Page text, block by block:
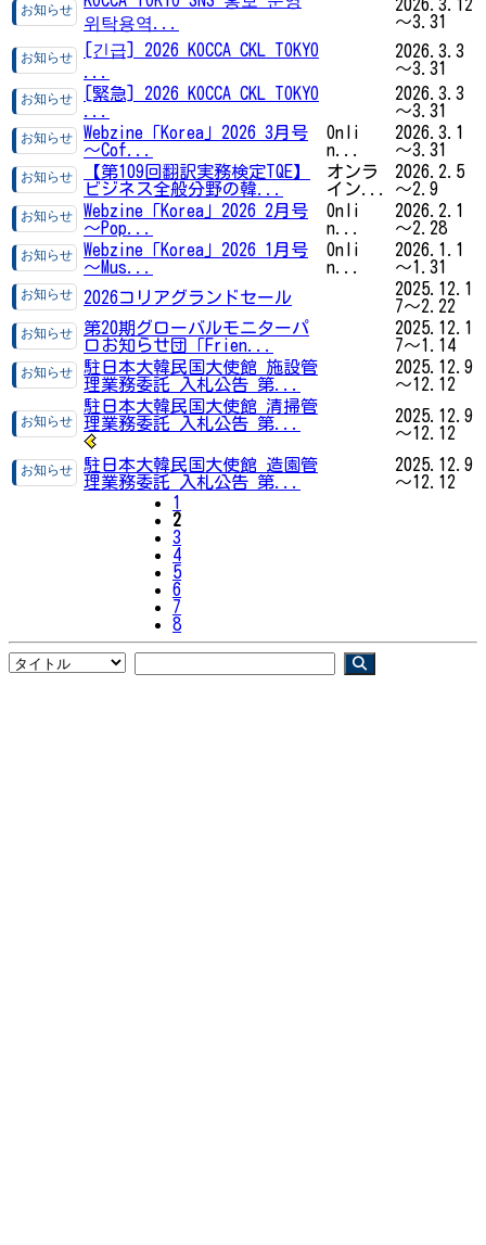
위탁용역...
2026.3.12
～3.31
[긴급] 2026 KOCCA CKL TOKYO
2026.3.3
～3.31
[緊急] 2026 KOCCA CKL TOKYO
2026.3.3
～3.31
Webzine「Korea」2026 3月号
～Cof...
Onli
n...
2026.3.1
～3.31
【第109回翻訳実務検定TQE】
ビジネス全般分野の韓...
オンラ
イン...
2026.2.5
～2.9
Webzine「Korea」2026 2月号
～Pop...
Onli
n...
2026.2.1
～2.28
Webzine「Korea」2026 1月号
～Mus...
Onli
n...
2026.1.1
～1.31
2026コリアグランドセール
2025.12.1
7～2.22
第20期グローバルモニターパ
ロお知らせ団「Frien...
2025.12.1
7～1.14
駐日本大韓民国大使館 施設管
理業務委託 入札公告 第...
2025.12.9
～12.12
駐日本大韓民国大使館 清掃管
理業務委託 入札公告 第...
2025.12.9
～12.12
駐日本大韓民国大使館 造園管
理業務委託 入札公告 第...
2025.12.9
～12.12
1
2
3
4
5
6
7
8